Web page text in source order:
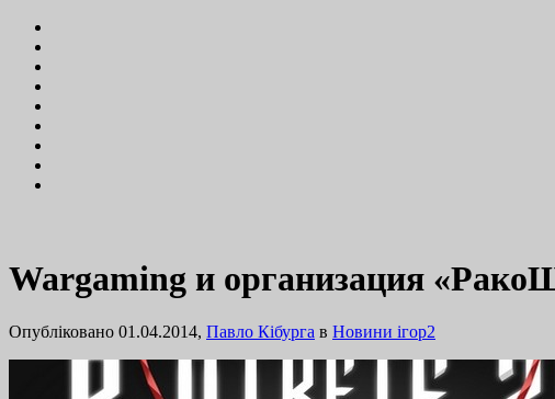
Wargaming и организация
Опубліковано 01.04.2014, Павло Кібурга в Новини ігор2